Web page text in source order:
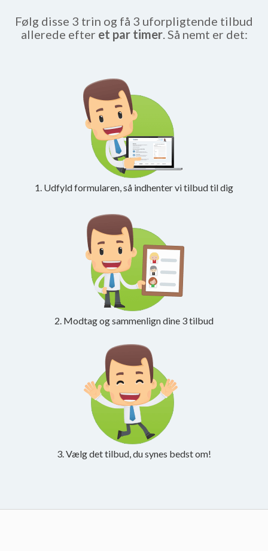
Følg disse 3 trin og få 3 uforpligtende tilbud
allerede efter et par timer. Så nemt er det:
1. Udfyld formularen, så indhenter vi tilbud til dig
2. Modtag og sammenlign dine 3 tilbud
3. Vælg det tilbud, du synes bedst om!